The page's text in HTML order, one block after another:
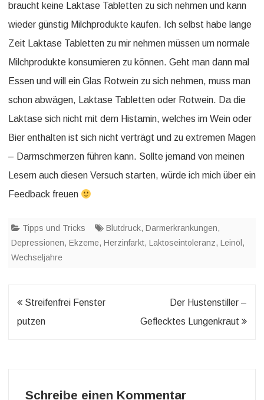
braucht keine Laktase Tabletten zu sich nehmen und kann
wieder günstig Milchprodukte kaufen. Ich selbst habe lange
Zeit Laktase Tabletten zu mir nehmen müssen um normale
Milchprodukte konsumieren zu können. Geht man dann mal
Essen und will ein Glas Rotwein zu sich nehmen, muss man
schon abwägen, Laktase Tabletten oder Rotwein. Da die
Laktase sich nicht mit dem Histamin, welches im Wein oder
Bier enthalten ist sich nicht verträgt und zu extremen Magen
– Darmschmerzen führen kann. Sollte jemand von meinen
Lesern auch diesen Versuch starten, würde ich mich über ein
Feedback freuen
Tipps und Tricks Blutdruck, Darmerkrankungen,
Depressionen, Ekzeme, Herzinfarkt, Laktoseintoleranz, Leinöl ,
Wechseljahre
Beitragsnavigation
Streifenfrei Fenster
putzen
Der Hustenstiller –
Geflecktes Lungenkraut
Schreibe einen Kommentar